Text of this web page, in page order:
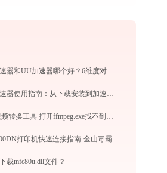
小黑盒加速器和UU加速器哪个好？6维度对比指南
小黑盒加速器使用指南：从下载安装到加速外服游戏，免费版够用吗
91助手 视频转换工具 打开ffmpeg.exe找不到avdevice-58.dll怎么办
打印机快速连接指南-金山毒霸
载mfc80u.dll文件？